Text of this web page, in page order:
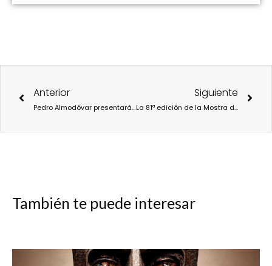
Anterior
Pedro Almodóvar presentará su nueva película The room next door (La habitación de al lado) en el Festival de Venecia
Siguiente
La 81ª edición de la Mostra de Venecia lleva a las pantallas una programación brillante, diversa y plural
También te puede interesar